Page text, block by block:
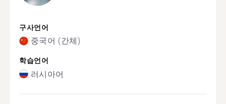
구사언어
중국어 (간체)
학습언어
러시아어